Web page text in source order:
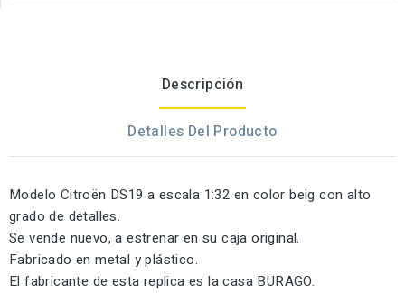
Descripción
Detalles Del Producto
Modelo Citroën DS19 a escala 1:32 en color beig con alto
grado de detalles.
Se vende nuevo, a estrenar en su caja original.
Fabricado en metal y plástico.
El fabricante de esta replica es la casa BURAGO.